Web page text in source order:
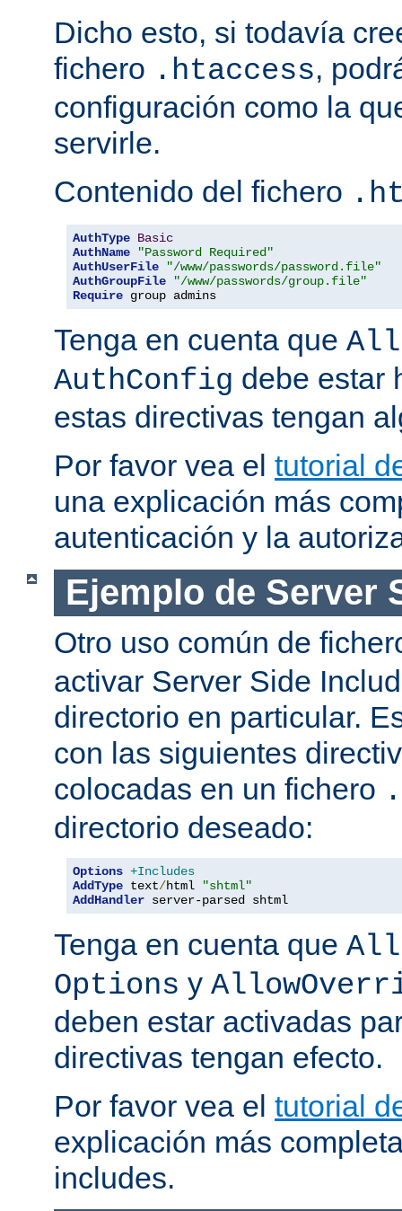
Dicho esto, si todavía
fichero .htaccess,
configuración como la
servirle.
Contenido del fichero
AuthType Basic
AuthName
"Password Required"
AuthUserFile
"/www/passwords/password.file"
AuthGroupFile
"/www/passwords/group.file"
Require group admins
Tenga en cuenta que
AuthConfig debe estar
estas directivas tengan
Por favor vea el tutorial
una explicación más
autenticación y la
Ejemplo de Server
Otro uso común de
activar Server Side
directorio en particular.
con las siguientes
colocadas en un fichero
directorio deseado:
Options +Includes
AddType text/html
"shtml"
AddHandler server-parsed shtml
Tenga en cuenta que
Options y
deben estar activadas
directivas tengan efecto.
Por favor vea el tutorial
explicación más
includes.